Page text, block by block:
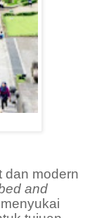
dan modern
and